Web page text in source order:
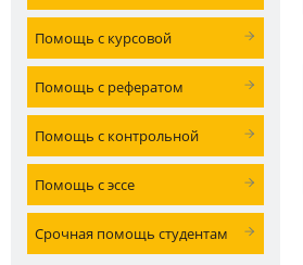
Помощь с курсовой
Помощь с рефератом
Помощь с контрольной
Помощь с эссе
Срочная помощь студентам